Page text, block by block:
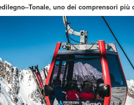
uno dei comprensori più